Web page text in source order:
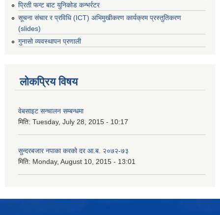
प्रिती फन्ट बाट युनिकोड कन्भर्रटर
सूचना संचार र प्रविधि (ICT) अभिमुखीकरण कार्यक्रम प्रस्तुतिकरण
(slides)
गुनासो व्यवस्थापन प्रणाली
लोकप्रिय विषय
वेबसाइट सन्चालन सम्बन्धमा
मिति: Tuesday, July 28, 2015 - 10:17
सुन्दरबजार नपाका करको दर आ.ब. २०७२-७३
मिति: Monday, August 10, 2015 - 13:01